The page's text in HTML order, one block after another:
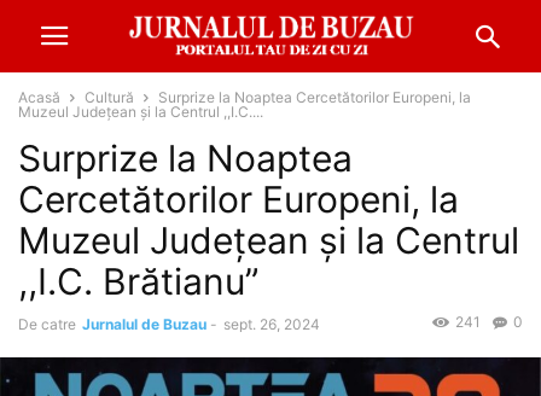
Acasă Cultură
Surprize la Noaptea Cercetătorilor Europeni, la
Muzeul Județean și la Centrul ,,I.C....
Surprize la Noaptea
Cercetătorilor Europeni, la
Muzeul Județean și la Centrul
,,I.C. Brătianu”
De catre Jurnalul de Buzau - sept. 26, 2024 0
241